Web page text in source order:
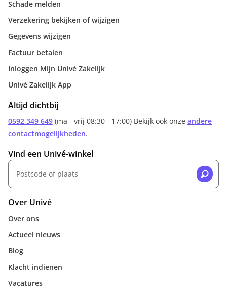
Schade melden
Verzekering bekijken of wijzigen
Gegevens wijzigen
Factuur betalen
Inloggen Mijn Univé Zakelijk
Univé Zakelijk App
Altijd dichtbij
0592 349 649 (ma - vrij 08:30 - 17:00) Bekijk ook onze andere
contactmogelijkheden.
Vind een Univé-winkel
Over Univé
Over ons
Actueel nieuws
Blog
Klacht indienen
Vacatures